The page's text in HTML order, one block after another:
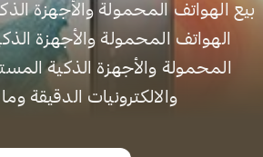
بيع الهواتف المحمولة والأجهزة
الهواتف المحمولة والأجهزة
المحمولة والأجهزة الذكية
والالكترونيات الدقيقة